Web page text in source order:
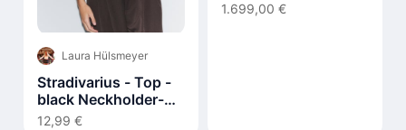
Laura Hülsmeyer
Stradivarius - Top -
black Neckholder-
Shirt
12,99 €
1.699,00 €